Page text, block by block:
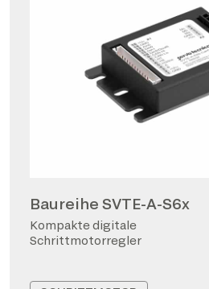
Baureihe SVTE-A-S6x
Kompakte digitale
Schrittmotorregler